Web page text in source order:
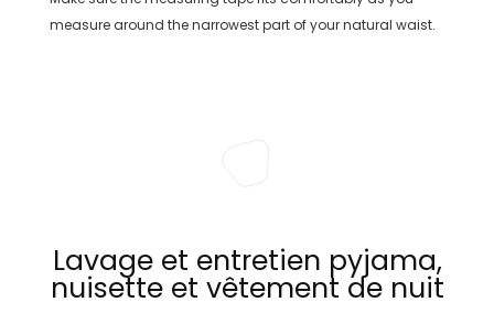
measure around the narrowest part of your natural waist.
Lavage et entretien pyjama,
nuisette et vêtement de nuit